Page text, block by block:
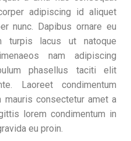
adipiscing id aliquet
nunc. Dapibus ornare eu
turpis lacus ut natoque
nam adipiscing
phasellus taciti elit
Laoreet condimentum
mauris consectetur amet a
lorem condimentum in
eu proin.